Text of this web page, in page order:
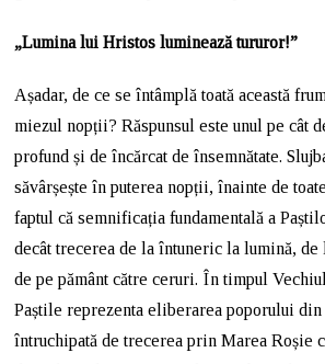
„Lumina lui Hristos luminează tururor!”
Așadar, de ce se întâmplă toată această
miezul nopții? Răspunsul este unul pe cât
profund și de încărcat de însemnătate.
săvârșește în puterea nopții, înainte de
faptul că semnificația fundamentală a
decât trecerea de la întuneric la lumină, de
de pe pământ către ceruri. În timpul
Paștile reprezenta eliberarea poporului
întruchipată de trecerea prin Marea Roșie